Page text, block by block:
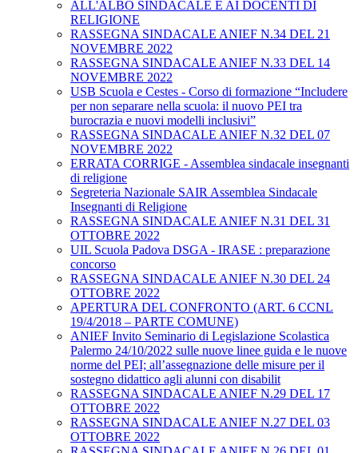
ALL'ALBO SINDACALE E AI DOCENTI DI
RELIGIONE
RASSEGNA SINDACALE ANIEF N.34 DEL 21
NOVEMBRE 2022
RASSEGNA SINDACALE ANIEF N.33 DEL 14
NOVEMBRE 2022
USB Scuola e Cestes - Corso di formazione “Includere
per non separare nella scuola: il nuovo PEI tra
burocrazia e nuovi modelli inclusivi”
RASSEGNA SINDACALE ANIEF N.32 DEL 07
NOVEMBRE 2022
ERRATA CORRIGE - Assemblea sindacale insegnanti
di religione
Segreteria Nazionale SAIR Assemblea Sindacale
Insegnanti di Religione
RASSEGNA SINDACALE ANIEF N.31 DEL 31
OTTOBRE 2022
UIL Scuola Padova DSGA - IRASE : preparazione
concorso
RASSEGNA SINDACALE ANIEF N.30 DEL 24
OTTOBRE 2022
APERTURA DEL CONFRONTO (ART. 6 CCNL
19/4/2018 – PARTE COMUNE)
ANIEF Invito Seminario di Legislazione Scolastica
Palermo 24/10/2022 sulle nuove linee guida e le nuove
norme del PEI; all’assegnazione delle misure per il
sostegno didattico agli alunni con disabilit
RASSEGNA SINDACALE ANIEF N.29 DEL 17
OTTOBRE 2022
RASSEGNA SINDACALE ANIEF N.27 DEL 03
OTTOBRE 2022